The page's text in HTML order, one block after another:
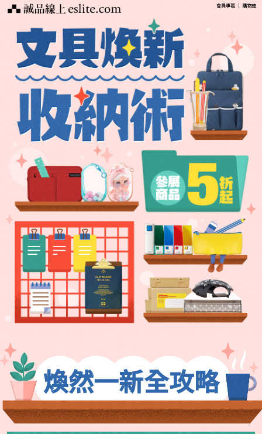
會員專區 ｜ 購物車
煥然一新全攻略